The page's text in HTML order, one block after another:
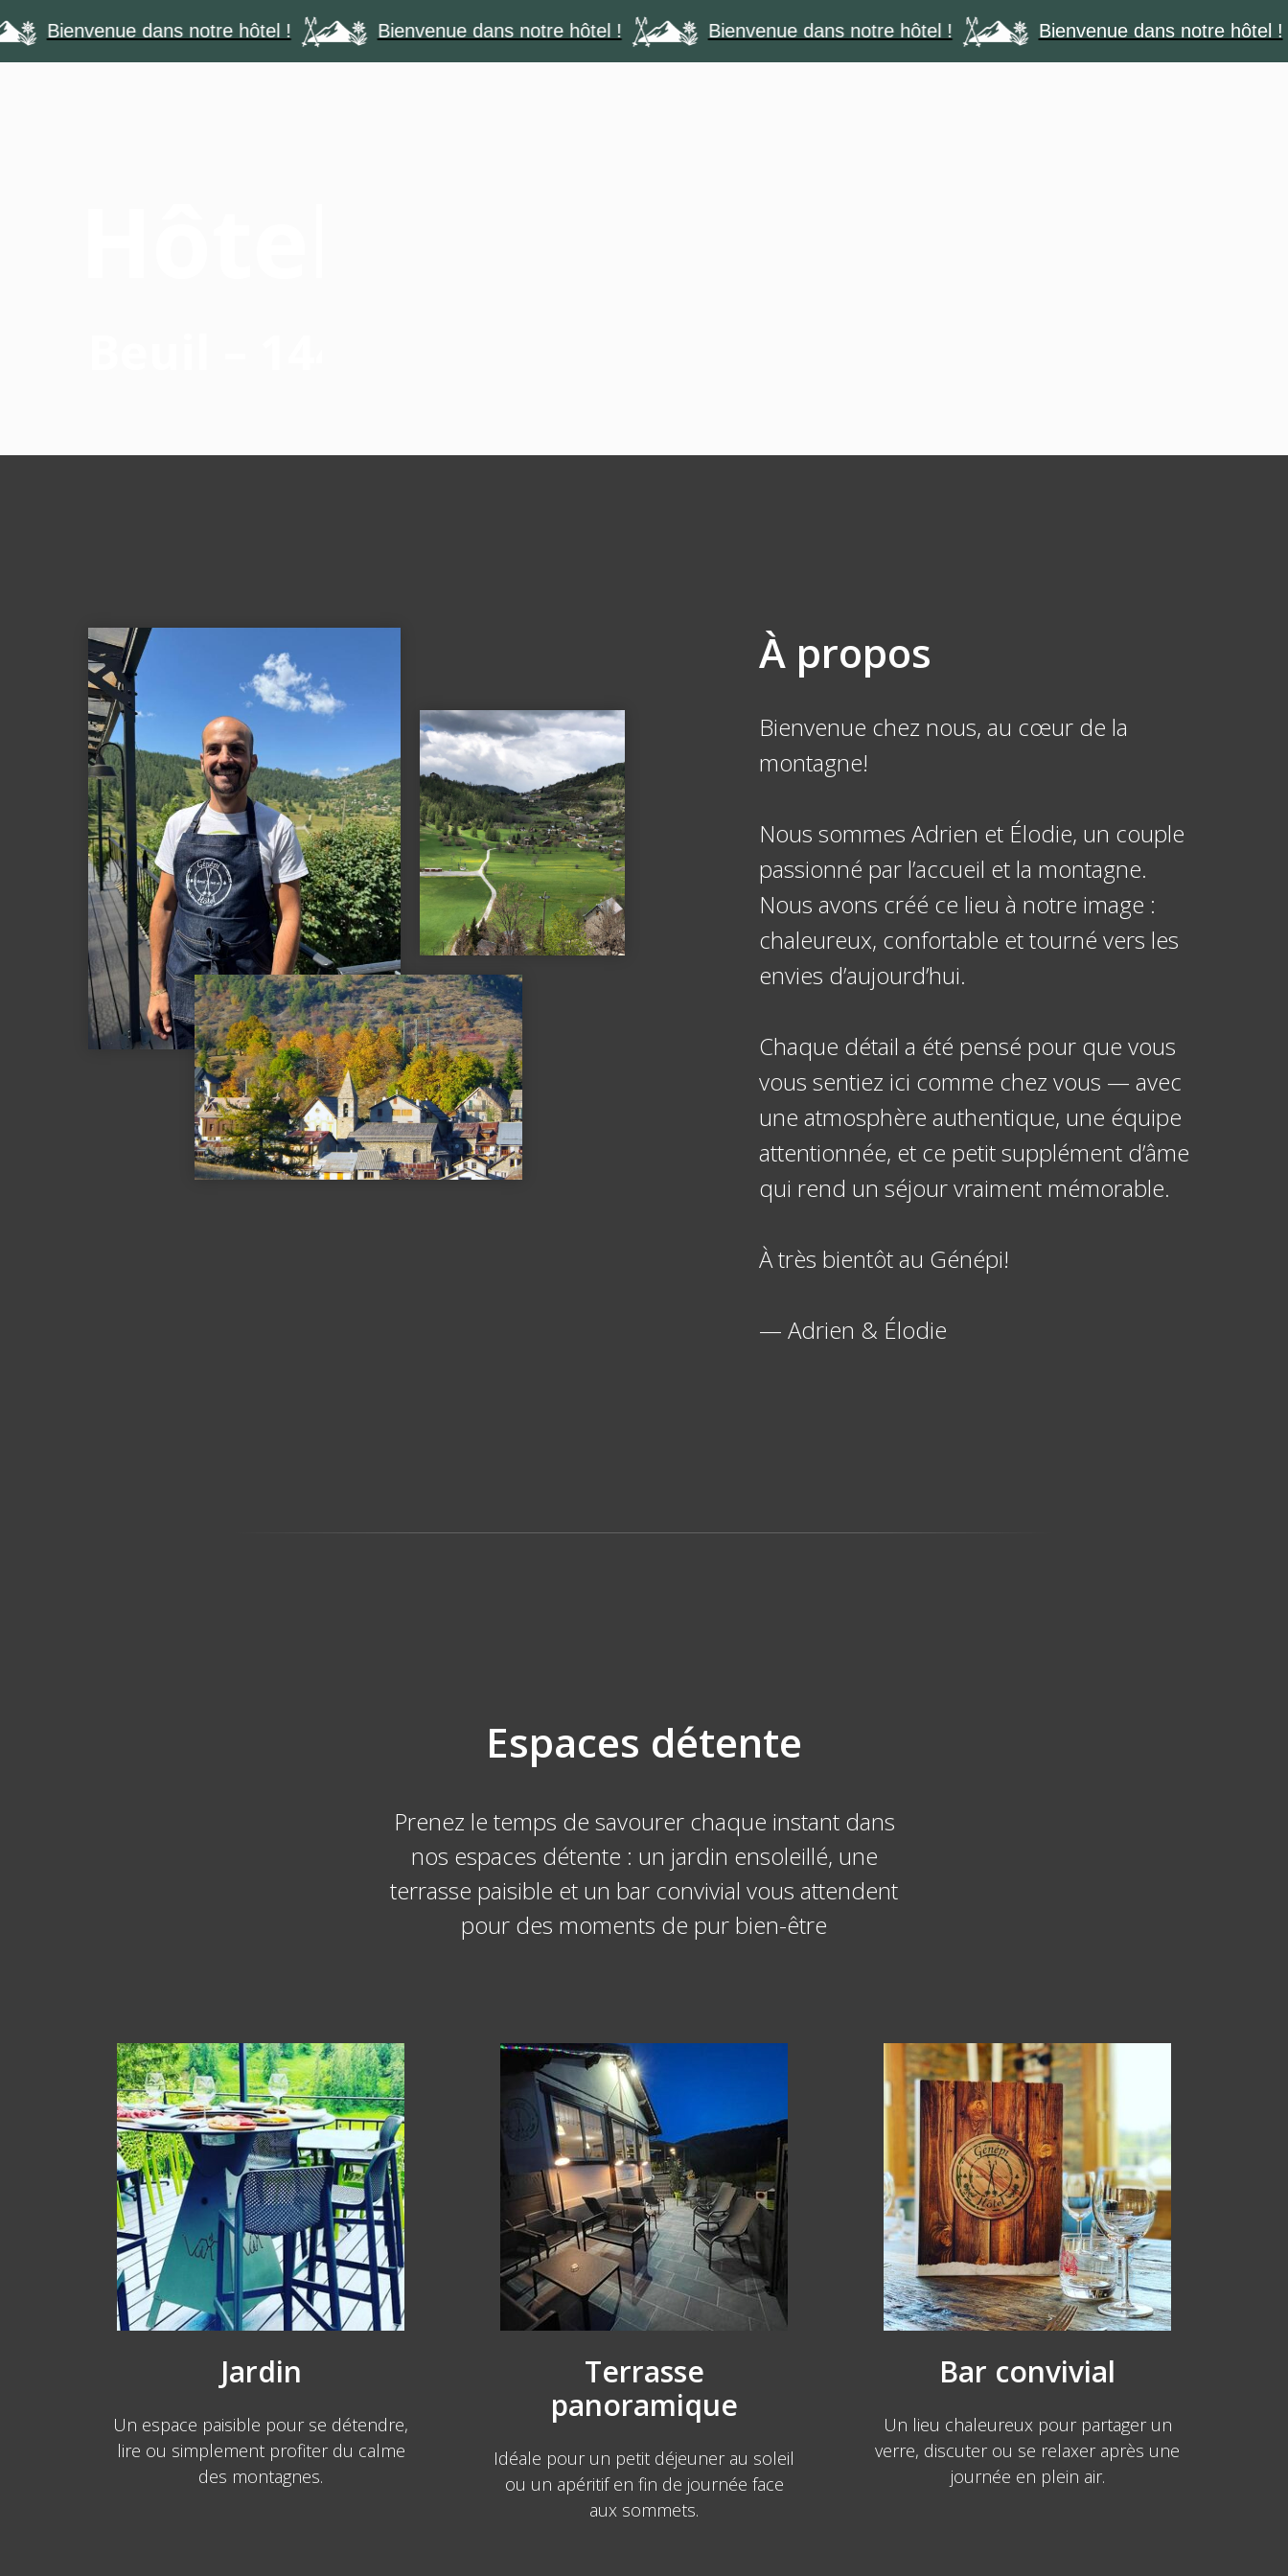
Bienvenue dans notre hôtel ! Bienvenue dans notre hôtel ! Bienvenue dans notre hôtel ! Bienvenue dans notre hôtel !
À propos
Bienvenue chez nous, au cœur de la
montagne!
Nous sommes Adrien et Élodie, un couple
passionné par l’accueil et la montagne.
Nous avons créé ce lieu à notre image :
chaleureux, confortable et tourné vers les
envies d’aujourd’hui.
Chaque détail a été pensé pour que vous
vous sentiez ici comme chez vous — avec
une atmosphère authentique, une équipe
attentionnée, et ce petit supplément d’âme
qui rend un séjour vraiment mémorable.
À très bientôt au Génépi!
— Adrien & Élodie
Espaces détente
Prenez le temps de savourer chaque instant dans
nos espaces détente : un jardin ensoleillé, une
terrasse paisible et un bar convivial vous attendent
pour des moments de pur bien-être
Jardin
Un espace paisible pour se détendre,
lire ou simplement profiter du calme
des montagnes.
Terrasse
panoramique
Idéale pour un petit déjeuner au soleil
ou un apéritif en fin de journée face
aux sommets.
Bar convivial
Un lieu chaleureux pour partager un
verre, discuter ou se relaxer après une
journée en plein air.